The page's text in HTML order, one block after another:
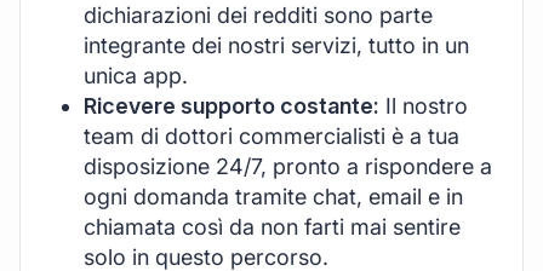
dichiarazioni dei redditi sono parte
integrante dei nostri servizi, tutto in un
unica app.
Ricevere supporto costante: Il nostro
team di dottori commercialisti è a tua
disposizione 24/7, pronto a rispondere a
ogni domanda tramite chat, email e in
chiamata così da non farti mai sentire
solo in questo percorso.